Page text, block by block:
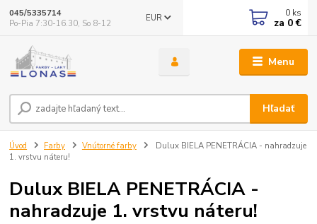
Menu
EUR
Hľadať
045/5335714
Po-Pia 7:30-16.30, So 8-12
0 ks
za 0 €
Úvod Farby Vnútorné farby
Dulux BIELA PENETRÁCIA - nahradzuje
1. vrstvu náteru!
Dulux BIELA PENETRÁCIA -
nahradzuje 1. vrstvu náteru!